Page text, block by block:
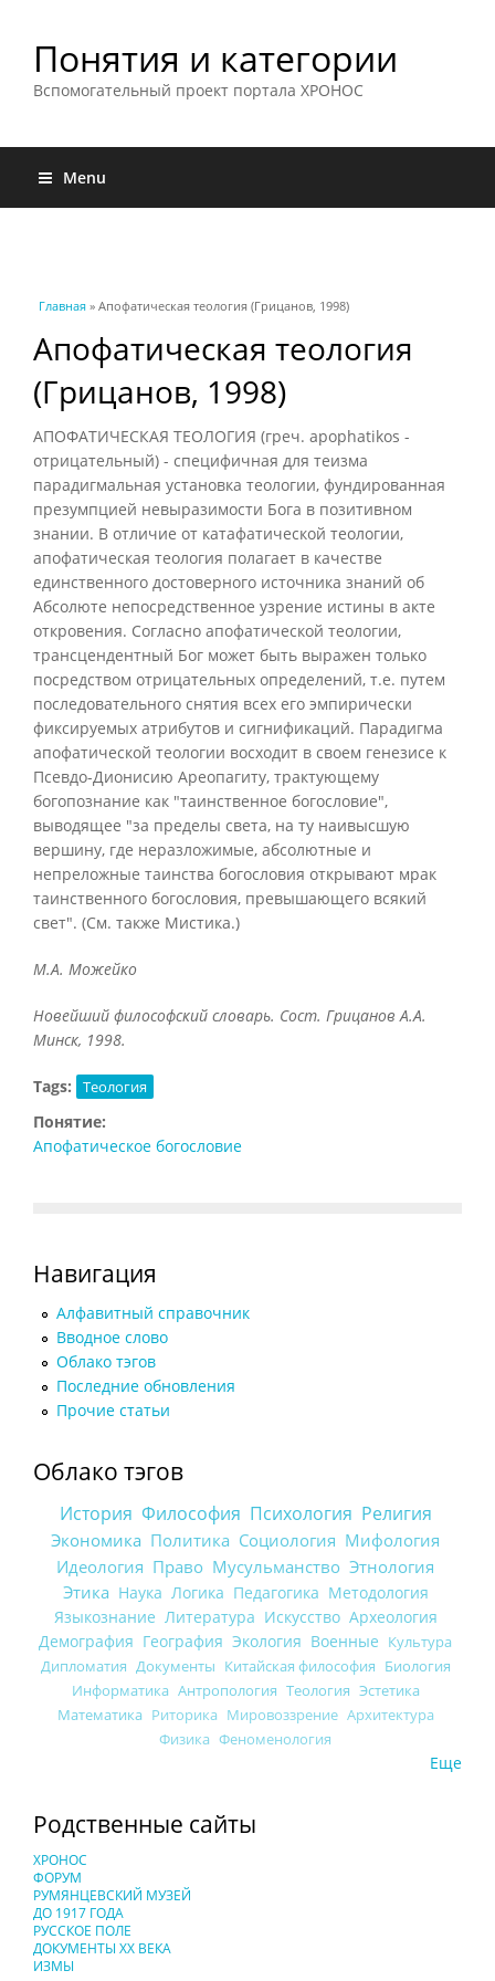
Понятия и категории
Вспомогательный проект портала ХРОНОС
Menu
Вы здесь
Главная » Апофатическая теология (Грицанов, 1998)
Апофатическая теология
(Грицанов, 1998)
АПОФАТИЧЕСКАЯ ТЕОЛОГИЯ (греч. apophatikos -
отрицательный) - специфичная для теизма
парадигмальная установка теологии, фундированная
презумпцией невыразимости Бога в позитивном
знании. В отличие от катафатической теологии,
апофатическая теология полагает в качестве
единственного достоверного источника знаний об
Абсолюте непосредственное узрение истины в акте
откровения. Согласно апофатической теологии,
трансцендентный Бог может быть выражен только
посредством отрицательных определений, т.е. путем
последовательного снятия всех его эмпирически
фиксируемых атрибутов и сигнификаций. Парадигма
апофатической теологии восходит в своем генезисе к
Псевдо-Дионисию Ареопагиту, трактующему
богопознание как "таинственное богословие",
выводящее "за пределы света, на ту наивысшую
вершину, где неразложимые, абсолютные и
непреложные таинства богословия открывают мрак
таинственного богословия, превышающего всякий
свет". (См. также Мистика.)
М.А. Можейко
Новейший философский словарь. Сост. Грицанов А.А.
Минск, 1998.
Tags: Теология
Понятие:
Апофатическое богословие
Навигация
Алфавитный справочник
Вводное слово
Облако тэгов
Последние обновления
Прочие статьи
Облако тэгов
История Философия Психология Религия
Экономика Политика Социология Мифология
Идеология Право Мусульманство Этнология
Этика Наука Логика Педагогика Методология
Языкознание Литература Искусство Археология
Демография География Экология Военные Культура
Дипломатия Документы Китайская философия Биология
Информатика Антропология Теология Эстетика
Математика Риторика Мировоззрение Архитектура
Физика Феноменология
Еще
Родственные сайты
ХРОНОС
ФОРУМ
РУМЯНЦЕВСКИЙ МУЗЕЙ
ДО 1917 ГОДА
РУССКОЕ ПОЛЕ
ДОКУМЕНТЫ XX ВЕКА
ИЗМЫ